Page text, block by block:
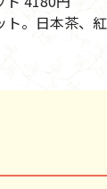
。日本茶、